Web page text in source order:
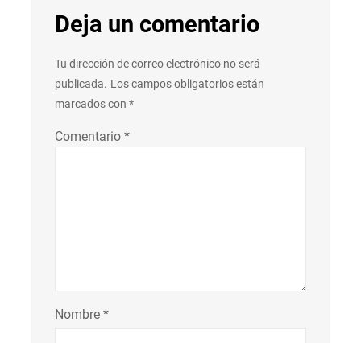
Deja un comentario
Tu dirección de correo electrónico no será
publicada. Los campos obligatorios están
marcados con *
Comentario *
Nombre *